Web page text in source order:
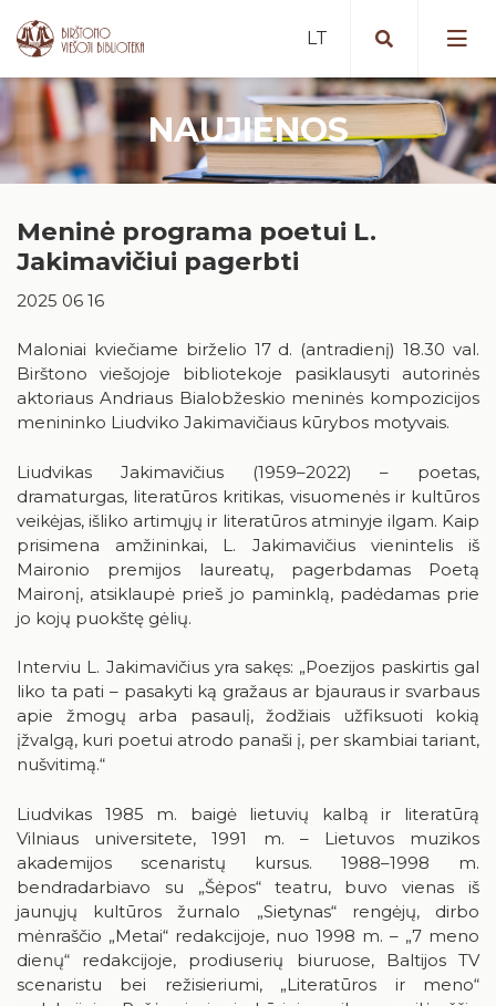
Portalas iBiblioteka.lt
Periodiniai leidiniai (2025 m. )
Bibliografinė Lietuvos periodinės
spaudos straipsnių bazė
Portalas „E. paveldas“
Apdovanotų ir apdovanojimams
nominuotų knygų katalogas
Teminės knygų rekomendacijos
Mokamos paslaugos
Nuotolinės paslaugos
Mokymai ir konsultacijos
Vykdomi projektai
Birštone minėtinos sukaktys
Iš karališkojo Birštono praeities
Stanislovas Moravskis
Kraštotyros dokumentų fondas
Birštonas medijose
Kaip tapti skaitytoju?
Edukaciniai užsiėmimai
Knygų rekomendacijos
Muzikos įrašai, filmai
Žaidimai
RUGPJŪTIS
Pr An Tr Ke Pe Še Se
1 2
3 4 5 6 7 8 9
10 11 12 13 14 15 16
17 18 19 20 21 22 23
NAUJIENOS
Meninė programa poetui L.
Jakimavičiui pagerbti
2025 06 16
Maloniai kviečiame birželio 17 d. (antradienį) 18.30 val.
Birštono viešojoje bibliotekoje pasiklausyti autorinės
aktoriaus Andriaus Bialobžeskio meninės kompozicijos
menininko Liudviko Jakimavičiaus kūrybos motyvais.
Liudvikas Jakimavičius (1959–2022) – poetas,
dramaturgas, literatūros kritikas, visuomenės ir kultūros
veikėjas, išliko artimųjų ir literatūros atminyje ilgam. Kaip
prisimena amžininkai, L. Jakimavičius vienintelis iš
Maironio premijos laureatų, pagerbdamas Poetą
Maironį, atsiklaupė prieš jo paminklą, padėdamas prie
jo kojų puokštę gėlių.
Interviu L. Jakimavičius yra sakęs: „Poezijos paskirtis gal
liko ta pati – pasakyti ką gražaus ar bjauraus ir svarbaus
apie žmogų arba pasaulį, žodžiais užfiksuoti kokią
įžvalgą, kuri poetui atrodo panaši į, per skambiai tariant,
nušvitimą.“
Liudvikas 1985 m. baigė lietuvių kalbą ir literatūrą
Vilniaus universitete, 1991 m. – Lietuvos muzikos
akademijos scenaristų kursus. 1988–1998 m.
bendradarbiavo su „Šėpos“ teatru, buvo vienas iš
jaunųjų kultūros žurnalo „Sietynas“ rengėjų, dirbo
mėnraščio „Metai“ redakcijoje, nuo 1998 m. – „7 meno
dienų“ redakcijoje, prodiuserių biuruose, Baltijos TV
scenaristu bei režisieriumi, „Literatūros ir meno“